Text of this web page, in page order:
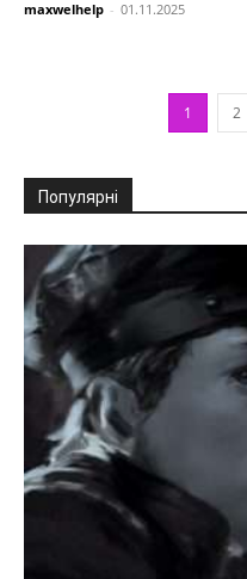
maxwelhelp - 01.11.2025
1 2
Популярні